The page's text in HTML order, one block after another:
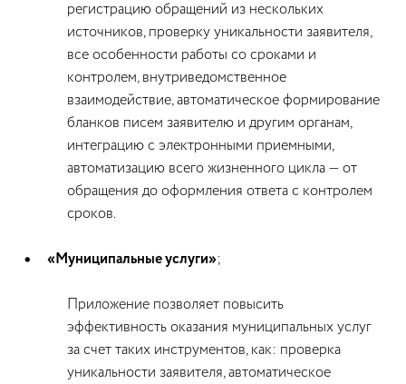
регистрацию обращений из нескольких
источников, проверку уникальности заявителя,
все особенности работы со сроками и
контролем, внутриведомственное
взаимодействие, автоматическое формирование
бланков писем заявителю и другим органам,
интеграцию с электронными приемными,
автоматизацию всего жизненного цикла — от
обращения до оформления ответа с контролем
сроков.
«Муниципальные услуги»;
Приложение позволяет повысить
эффективность оказания муниципальных услуг
за счет таких инструментов, как: проверка
уникальности заявителя, автоматическое